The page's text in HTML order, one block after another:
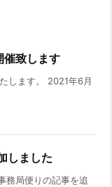
催致します
します。 2021年6月
しました
務局便りの記事を追